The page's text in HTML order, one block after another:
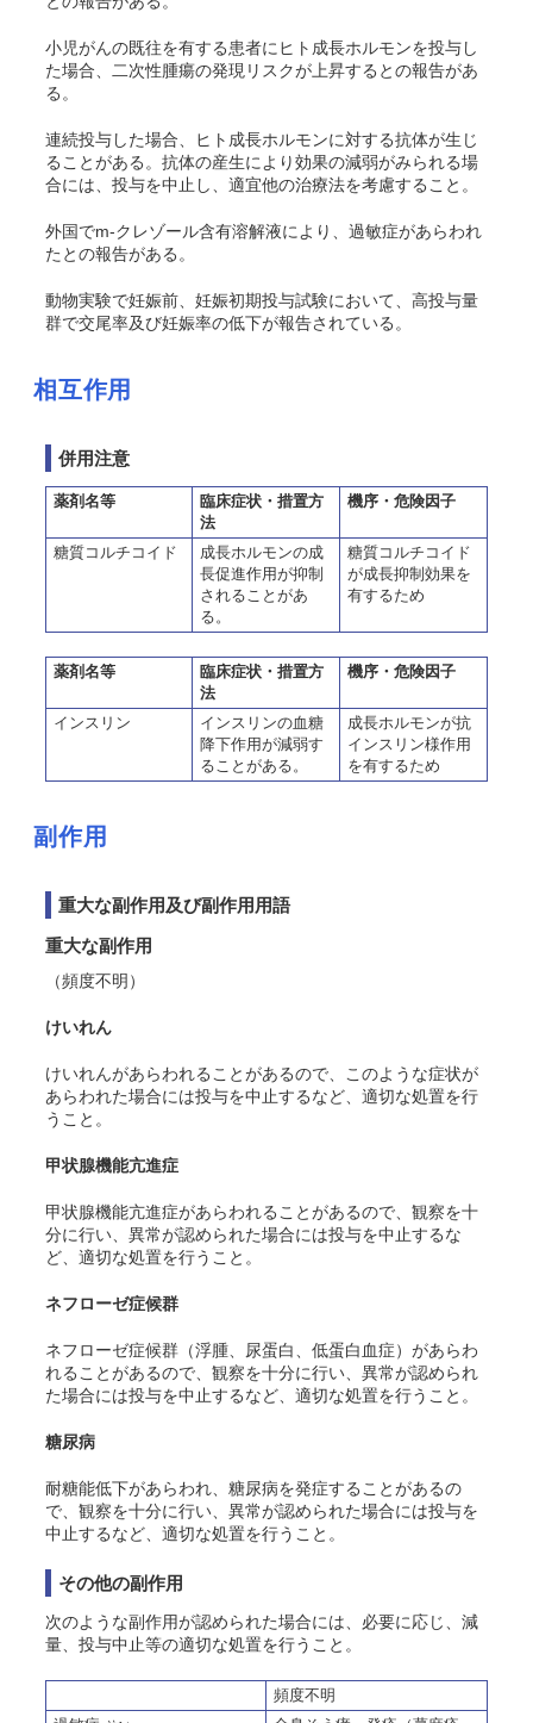
小児がんの既往を有する患者にヒト成長ホルモンを投与し
た場合、二次性腫瘍の発現リスクが上昇するとの報告があ
る。
連続投与した場合、ヒト成長ホルモンに対する抗体が生じ
ることがある。抗体の産生により効果の減弱がみられる場
合には、投与を中止し、適宜他の治療法を考慮すること。
外国でm-クレゾール含有溶解液により、過敏症があらわれ
たとの報告がある。
動物実験で妊娠前、妊娠初期投与試験において、高投与量
群で交尾率及び妊娠率の低下が報告されている。
相互作用
併用注意
薬剤名等
臨床症状・措置方
法
機序・危険因子
糖質コルチコイド
成長ホルモンの成
長促進作用が抑制
されることがあ
る。
糖質コルチコイド
が成長抑制効果を
有するため
薬剤名等
臨床症状・措置方
法
機序・危険因子
インスリン
インスリンの血糖
降下作用が減弱す
ることがある。
成長ホルモンが抗
インスリン様作用
を有するため
副作用
重大な副作用及び副作用用語
重大な副作用
（頻度不明）
けいれん
けいれんがあらわれることがあるので、このような症状が
あらわれた場合には投与を中止するなど、適切な処置を行
うこと。
甲状腺機能亢進症
甲状腺機能亢進症があらわれることがあるので、観察を十
分に行い、異常が認められた場合には投与を中止するな
ど、適切な処置を行うこと。
ネフローゼ症候群
ネフローゼ症候群（浮腫、尿蛋白、低蛋白血症）があらわ
れることがあるので、観察を十分に行い、異常が認められ
た場合には投与を中止するなど、適切な処置を行うこと。
糖尿病
耐糖能低下があらわれ、糖尿病を発症することがあるの
で、観察を十分に行い、異常が認められた場合には投与を
中止するなど、適切な処置を行うこと。
その他の副作用
次のような副作用が認められた場合には、必要に応じ、減
量、投与中止等の適切な処置を行うこと。
頻度不明